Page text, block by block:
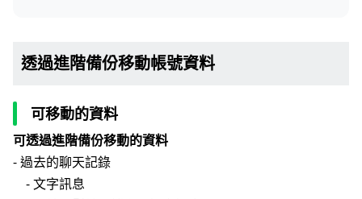
透過進階備份移動帳號資料
可移動的資料
可透過進階備份移動的資料
- 過去的聊天記錄
- 文字訊息